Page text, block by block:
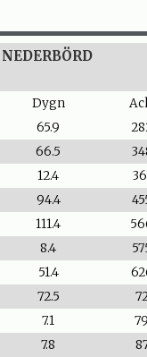
NEDERBÖRD
Dygn
65.9
66.5
12.4
94.4
111.4
8.4
51.4
72.5
7.1 79
7.8